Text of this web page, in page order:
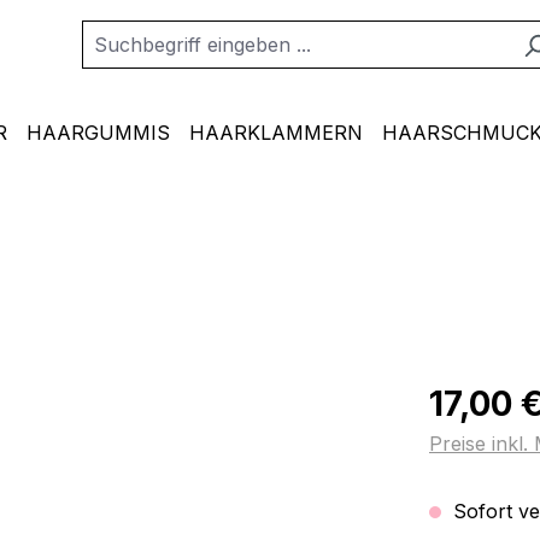
HAARGUMMIS HAARKLAMMERN
Regulärer
17,00 €
Preise inkl.
Sofort